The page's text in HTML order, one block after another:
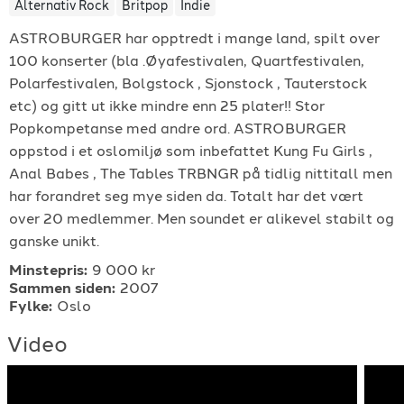
For musiker
Support
Alternativ Rock Britpop Indie
ASTROBURGER har opptredt i mange land, spilt over
100 konserter (bla .Øyafestivalen, Quartfestivalen,
Polarfestivalen, Bolgstock , Sjonstock , Tauterstock
etc) og gitt ut ikke mindre enn 25 plater!! Stor
Popkompetanse med andre ord. ASTROBURGER
oppstod i et oslomiljø som inbefattet Kung Fu Girls ,
Anal Babes , The Tables TRBNGR på tidlig nittitall men
har forandret seg mye siden da. Totalt har det vært
over 20 medlemmer. Men soundet er alikevel stabilt og
ganske unikt.
Minstepris: 9 000 kr
Sammen siden: 2007
Fylke: Oslo
Video